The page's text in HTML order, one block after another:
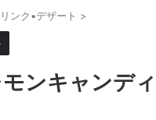
リンク•デザート >
ンキャンデ